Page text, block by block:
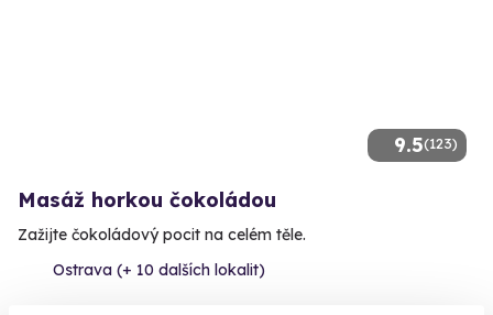
9.5(123)
Masáž horkou čokoládou
Zažijte čokoládový pocit na celém těle.
Ostrava (+ 10 dalších lokalit)